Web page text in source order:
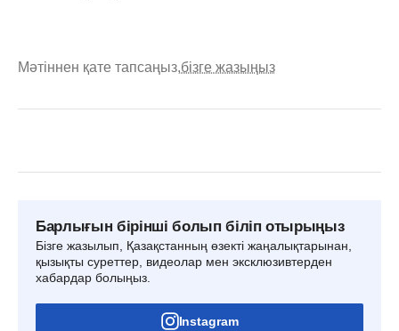
Мәтіннен қате тапсаңыз,бізге жазыңыз
Барлығын бірінші болып біліп отырыңыз
Бізге жазылып, Қазақстанның өзекті жаңалықтарынан,
қызықты суреттер, видеолар мен эксклюзивтерден
хабардар болыңыз.
Instagram